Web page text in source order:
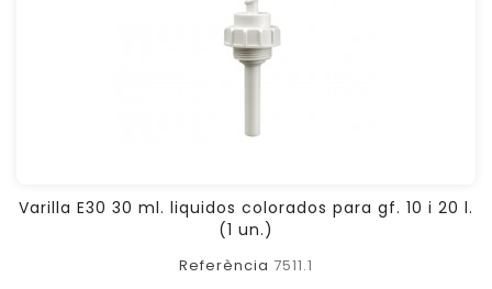
Varilla E30 30 ml. liquidos colorados para gf. 10 i 20 l.
(1 un.)
Referència 7511.1